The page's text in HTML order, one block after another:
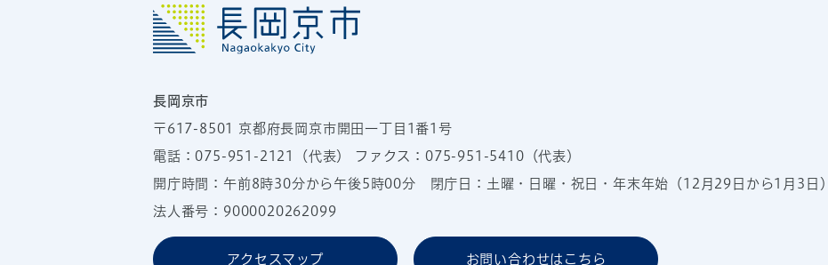
長岡京市
〒617-8501 京都府長岡京市開田一丁目1番1号
電話：075-951-2121 （代表） ファクス：075-951-5410（代表）
開庁時間：午前8時30分から午後5時00分 閉庁日：土曜・日曜・祝日・年末年始（12月29日から1月3日）
法人番号：9000020262099
アクセスマップ お問い合わせはこちら